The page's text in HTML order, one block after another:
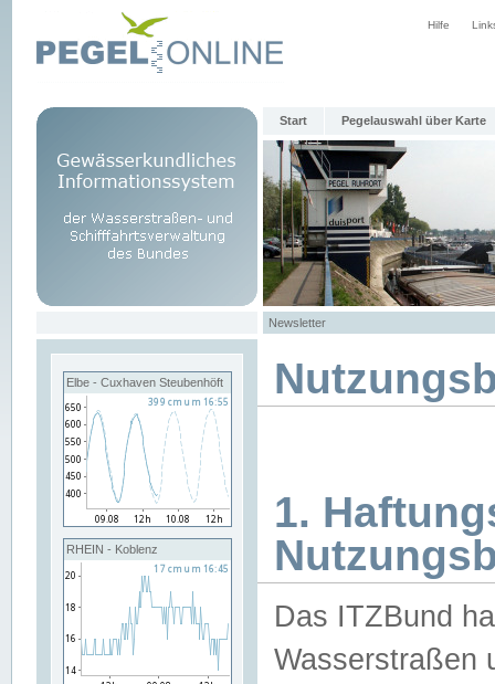
Hilfe
Start Pegelauswahl über Karte
Newsletter
Elbe - Cuxhaven Steubenhöft
RHEIN - Koblenz
1.
Das ITZBund
Wasserstraßen